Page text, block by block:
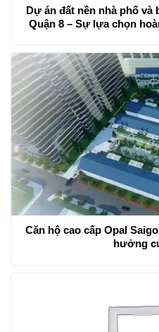
Dự án đất nền nhà phố
Quận 8 – Sự lựa
Căn hộ cao cấp Opal
hưởng